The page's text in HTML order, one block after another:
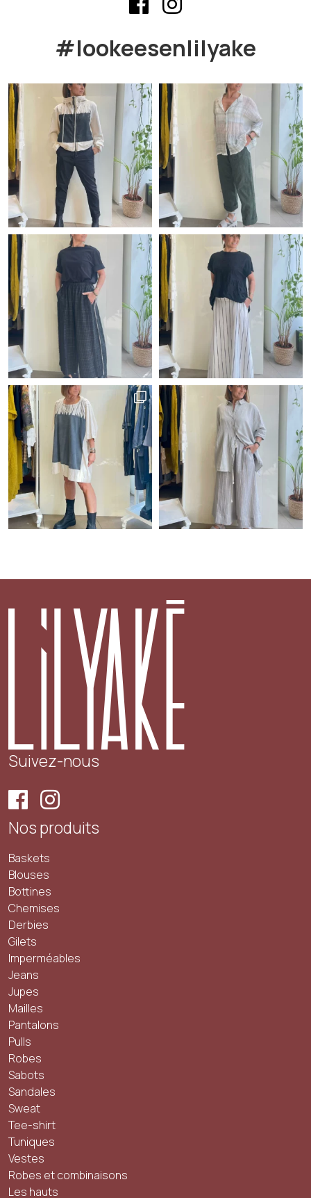
#lookeesenlilyake
Suivez-nous
Nos produits
Baskets
Blouses
Bottines
Chemises
Derbies
Gilets
Imperméables
Jeans
Jupes
Mailles
Pantalons
Pulls
Robes
Sabots
Sandales
Sweat
Tee-shirt
Tuniques
Vestes
Robes et combinaisons
Les hauts